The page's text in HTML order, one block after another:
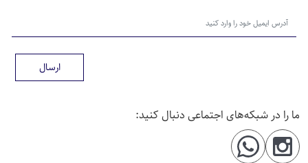
ارسال
ما را در شبکه‌های اجتماعی دنبال کنید: